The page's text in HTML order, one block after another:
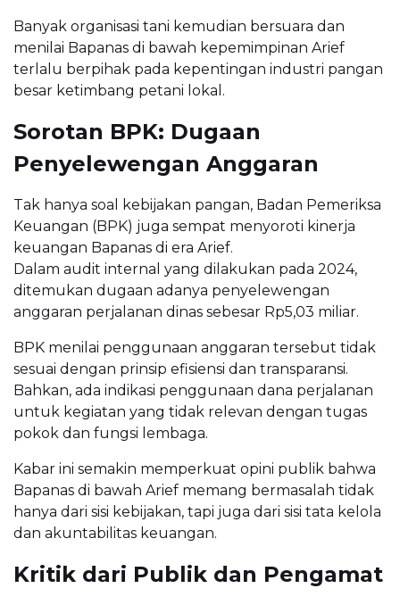
Banyak organisasi tani kemudian bersuara dan
menilai Bapanas di bawah kepemimpinan Arief
terlalu berpihak pada kepentingan industri pangan
besar ketimbang petani lokal.
Sorotan BPK: Dugaan
Penyelewengan Anggaran
Tak hanya soal kebijakan pangan, Badan Pemeriksa
Keuangan (BPK) juga sempat menyoroti kinerja
keuangan Bapanas di era Arief.
Dalam audit internal yang dilakukan pada 2024,
ditemukan dugaan adanya penyelewengan
anggaran perjalanan dinas sebesar Rp5,03 miliar.
BPK menilai penggunaan anggaran tersebut tidak
sesuai dengan prinsip efisiensi dan transparansi.
Bahkan, ada indikasi penggunaan dana perjalanan
untuk kegiatan yang tidak relevan dengan tugas
pokok dan fungsi lembaga.
Kabar ini semakin memperkuat opini publik bahwa
Bapanas di bawah Arief memang bermasalah tidak
hanya dari sisi kebijakan, tapi juga dari sisi tata kelola
dan akuntabilitas keuangan.
Kritik dari Publik dan Pengamat